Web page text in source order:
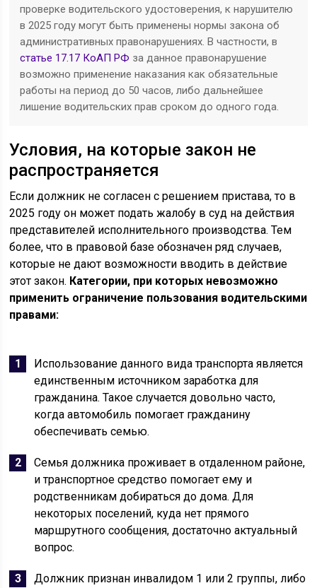
проверке водительского удостоверения, к нарушителю
в 2025 году могут быть применены нормы закона об
административных правонарушениях. В частности, в
статье 17.17 КоАП РФ за данное правонарушение
возможно применение наказания как обязательные
работы на период до 50 часов, либо дальнейшее
лишение водительских прав сроком до одного года.
Условия, на которые закон не
распространяется
Если должник не согласен с решением пристава, то в
2025 году он может подать жалобу в суд на действия
представителей исполнительного производства. Тем
более, что в правовой базе обозначен ряд случаев,
которые не дают возможности вводить в действие
этот закон. Категории, при которых невозможно
применить ограничение пользования водительскими
правами:
Использование данного вида транспорта является
единственным источником заработка для
гражданина. Такое случается довольно часто,
когда автомобиль помогает гражданину
обеспечивать семью.
Семья должника проживает в отдаленном районе,
и транспортное средство помогает ему и
родственникам добираться до дома. Для
некоторых поселений, куда нет прямого
маршрутного сообщения, достаточно актуальный
вопрос.
Должник признан инвалидом 1 или 2 группы, либо